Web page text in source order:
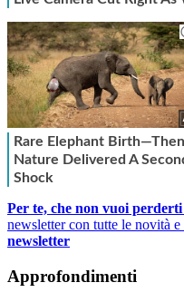
Per te, che non vuoi
newsletter con tutte le novità
newsletter
Approfondimenti